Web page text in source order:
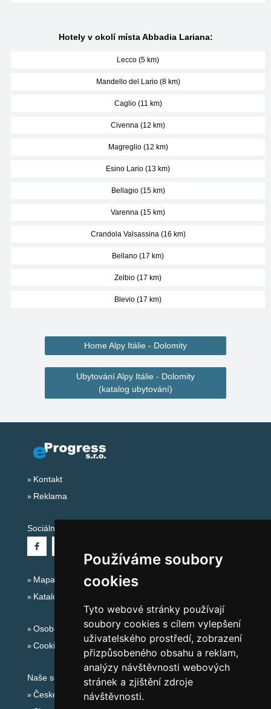
Používáme soubory
cookies
Tyto webové stránky používají
soubory cookies s cílem vylepšení
uživatelského prostředí, zobrazení
přizpůsobeného obsahu a reklam,
analýzy návštěvnosti webových
stránek a zjištění zdroje
návštěvnosti.
Hotely v okolí místa Abbadia Lariana:
Lecco (5 km)
Mandello del Lario (8 km)
Caglio (11 km)
Civenna (12 km)
Magreglio (12 km)
Esino Lario (13 km)
Bellagio (15 km)
Varenna (15 km)
Crandola Valsassina (16 km)
Bellano (17 km)
Zelbio (17 km)
Blevio (17 km)
Home Alpy Itálie - Dolomity
Ubytování Alpy Itálie - Dolomity
(katalog ubytování)
Kontakt
Reklama
Sociální sítě:
Mapa serveru Alpy Itálie - Dolomity
Katalog ubytování
Osobní údaje
Cookies
Naše servery:
České hory